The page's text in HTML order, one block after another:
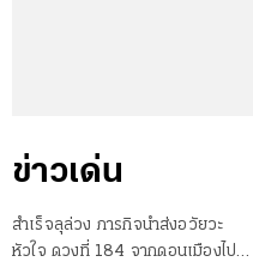
ข่าวเด่น
สำเร็จลุล่วง ภารกิจนำส่งอวัยวะ
หัวใจ ดวงที่ 184 จากดอนเมืองไป